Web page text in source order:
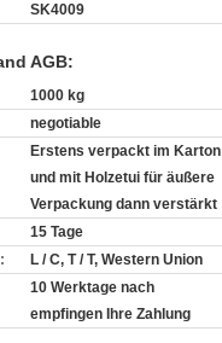
SK4009
AGB:
1000 kg
negotiable
Erstens verpackt im Karton
und mit Holzetui für äußere
Verpackung dann verstärkt
15 Tage
L / C, T / T, Western Union
10 Werktage nach
empfingen Ihre Zahlung